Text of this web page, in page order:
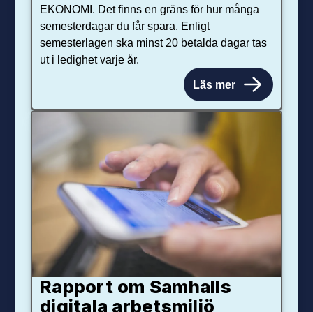
EKONOMI. Det finns en gräns för hur många
semesterdagar du får spara. Enligt
semesterlagen ska minst 20 betalda dagar tas
ut i ledighet varje år.
Läs mer
Rapport om Samhalls
digitala arbetsmiljö